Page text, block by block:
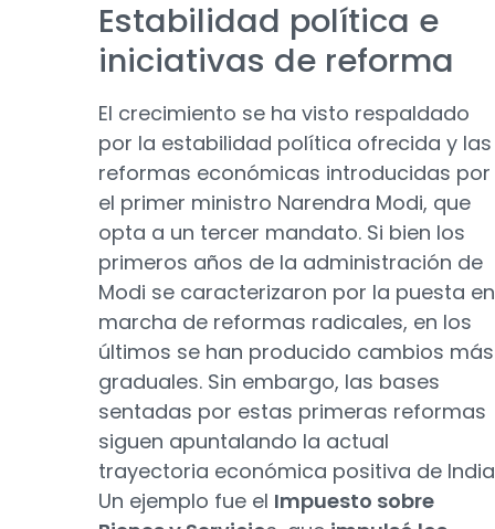
Estabilidad política e
iniciativas de reforma
El crecimiento se ha visto respaldado
por la estabilidad política ofrecida y las
reformas económicas introducidas por
el primer ministro Narendra Modi, que
opta a un tercer mandato. Si bien los
primeros años de la administración de
Modi se caracterizaron por la puesta en
marcha de reformas radicales, en los
últimos se han producido cambios más
graduales. Sin embargo, las bases
sentadas por estas primeras reformas
siguen apuntalando la actual
trayectoria económica positiva de
Un ejemplo fue el Impuesto sobre